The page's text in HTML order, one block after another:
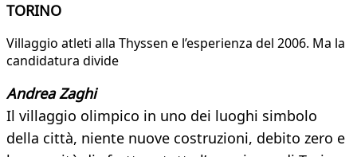
TORINO
Villaggio atleti alla Thyssen e l’esperienza del 2006. Ma la
candidatura divide
Andrea Zaghi
Il villaggio olimpico in uno dei luoghi simbolo
della città, niente nuove costruzioni, debito zero e